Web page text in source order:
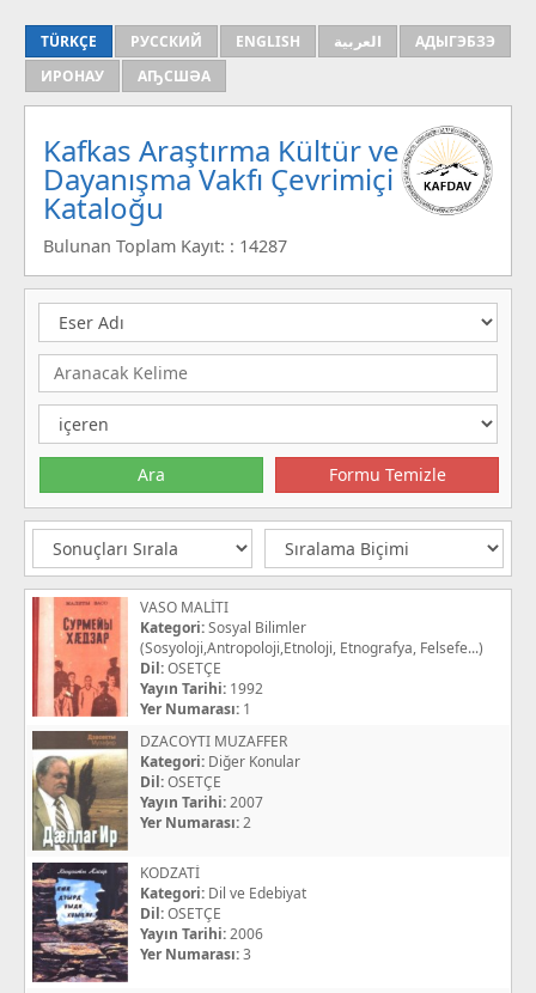
TÜRKÇE РУССКИЙ ENGLISH العربية
АДЫГЭБЗЭ
ИРОНАУ
АҦСШӘА
Kafkas Araştırma Kültür ve
Dayanışma Vakfı Çevrimiçi
Kataloğu
Bulunan Toplam Kayıt: : 14287
VASO MALİTI
Kategori:Sosyal Bilimler
(Sosyoloji,Antropoloji,Etnoloji, Etnografya, Felsefe...)
Dil:OSETÇE
Yayın Tarihi: 1992
Yer Numarası: 1
DZACOYTI MUZAFFER
Kategori: Diğer Konular
Dil:OSETÇE
Yayın Tarihi:2007
Yer Numarası:2
KODZATİ
Kategori: Dil ve Edebiyat
Dil:OSETÇE
Yayın Tarihi:2006
Yer Numarası:3